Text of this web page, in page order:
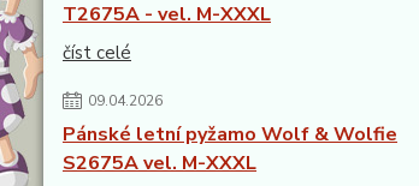
T2675A - vel. M-XXXL
číst celé
09.04.2026
Pánské letní pyžamo Wolf & Wolfie
S2675A vel. M-XXXL